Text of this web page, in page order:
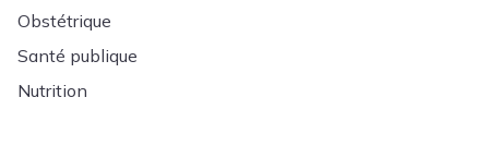
Obstétrique
Santé publique
Nutrition